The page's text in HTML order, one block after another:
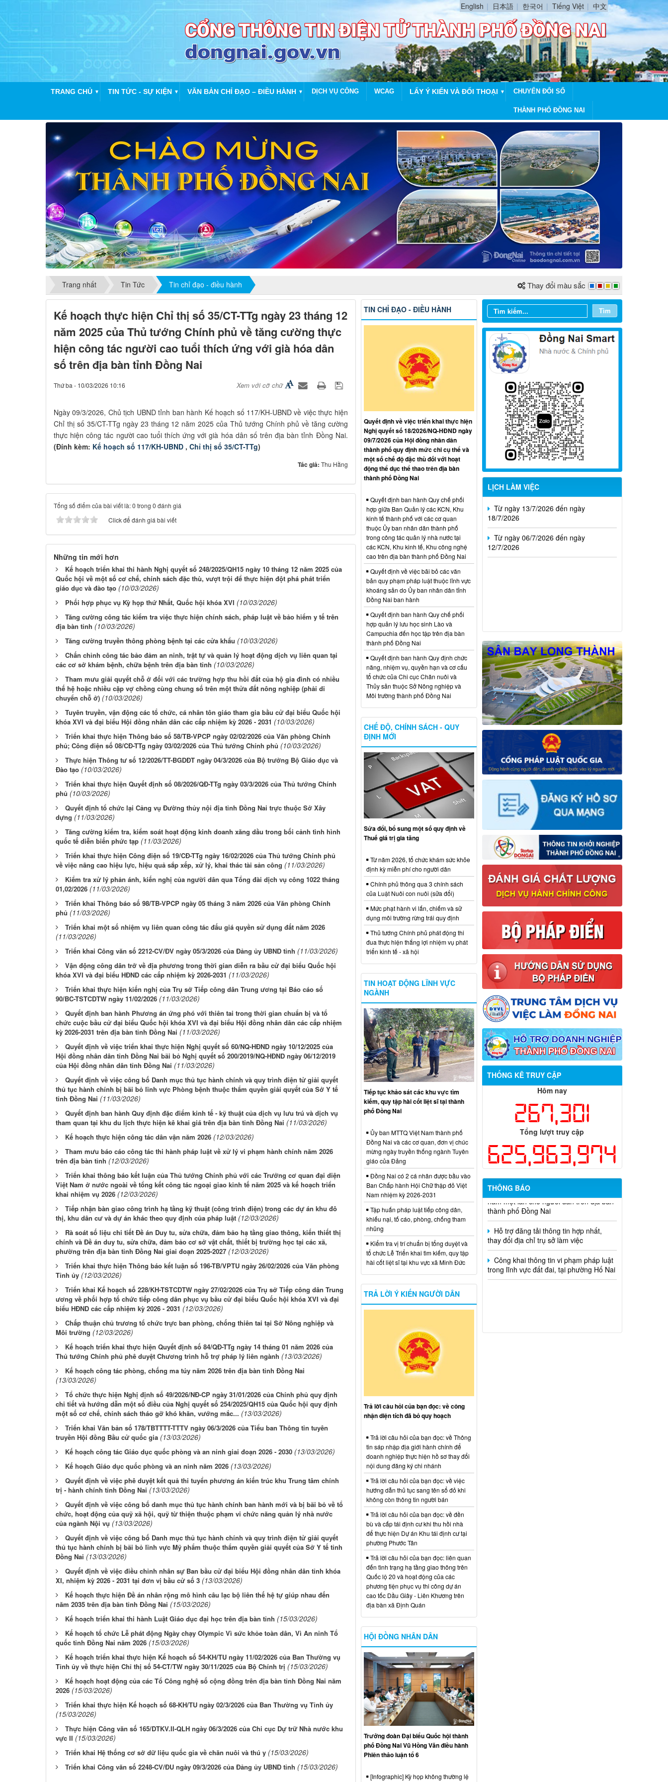
English 日本語 한국어 Tiếng Việt 中文
TRANG CHỦ ▼ TIN TỨC - SỰ KIỆN ▼ VĂN BẢN CHỈ ĐẠO – ĐIỀU HÀNH ▼ DỊCH VỤ CÔNG WCAG LẤY Ý KIẾN VÀ ĐỐI THOẠI ▼ CHUYỂN ĐỔI SỐ
THÀNH PHỐ ĐỒNG NAI
Trang nhất Tin Tức Tin chỉ đạo - điều hành Thay đổi màu sắc
Kế hoạch thực hiện Chỉ thị số 35/CT-TTg ngày 23 tháng 12
năm 2025 của Thủ tướng Chính phủ về tăng cường thực
hiện công tác người cao tuổi thích ứng với già hóa dân
số trên địa bàn tỉnh Đồng Nai
Thứ ba - 10/03/2026 10:16 Xem với cỡ chữ
Ngày 09/3/2026, Chủ tịch UBND tỉnh ban hành Kế hoạch số 117/KH-UBND về việc thực hiện
Chỉ thị số 35/CT-TTg ngày 23 tháng 12 năm 2025 của Thủ tướng Chính phủ về tăng cường
thực hiện công tác người cao tuổi thích ứng với già hóa dân số trên địa bàn tỉnh Đồng Nai.
(Đính kèm: Kế hoạch số 117/KH-UBND , Chỉ thị số 35/CT-TTg)
Tác giả: Thu Hằng
Tổng số điểm của bài viết là: 0 trong 0 đánh giá
Click để đánh giá bài viết
Những tin mới hơn
Kế hoạch triển khai thi hành Nghị quyết số 248/2025/QH15 ngày 10 tháng 12 năm 2025 của
Quốc hội về một số cơ chế, chính sách đặc thù, vượt trội để thực hiện đột phá phát triển
giáo dục và đào tạo (10/03/2026)
Phối hợp phục vụ Kỳ họp thứ Nhất, Quốc hội khóa XVI (10/03/2026)
Tăng cường công tác kiểm tra việc thực hiện chính sách, pháp luật về bảo hiểm y tế trên
địa bàn tỉnh (10/03/2026)
Tăng cường truyền thông phòng bệnh tại các cửa khẩu (10/03/2026)
Chấn chỉnh công tác bảo đảm an ninh, trật tự và quản lý hoạt động dịch vụ liên quan tại
các cơ sở khám bệnh, chữa bệnh trên địa bàn tỉnh (10/03/2026)
Tham mưu giải quyết chỗ ở đối với các trường hợp thu hồi đất của hộ gia đình có nhiều
thế hệ hoặc nhiều cặp vợ chồng cùng chung số trên một thửa đất nông nghiệp (phải di
chuyển chỗ ở) (10/03/2026)
Tuyên truyền, vận động các tổ chức, cá nhân tôn giáo tham gia bầu cử đại biểu Quốc hội
khóa XVI và đại biểu Hội đồng nhân dân các cấp nhiệm kỳ 2026 - 2031 (10/03/2026)
Triển khai thực hiện Thông báo số 58/TB-VPCP ngày 02/02/2026 của Văn phòng Chính
phủ; Công điện số 08/CĐ-TTg ngày 03/02/2026 của Thủ tướng Chính phủ (10/03/2026)
Thực hiện Thông tư số 12/2026/TT-BGDĐT ngày 04/3/2026 của Bộ trưởng Bộ Giáo dục và
Đào tạo (10/03/2026)
Triển khai thực hiện Quyết định số 08/2026/QĐ-TTg ngày 03/3/2026 của Thủ tướng Chính
phủ (10/03/2026)
Quyết định tổ chức lại Cảng vụ Đường thủy nội địa tỉnh Đồng Nai trực thuộc Sở Xây
dựng (11/03/2026)
Tăng cường kiểm tra, kiểm soát hoạt động kinh doanh xăng dầu trong bối cảnh tình hình
quốc tế diễn biến phức tạp (11/03/2026)
Triển khai thực hiện Công điện số 19/CĐ-TTg ngày 16/02/2026 của Thủ tướng Chính phủ
về việc nâng cao hiệu lực, hiệu quả sắp xếp, xử lý, khai thác tài sản công (11/03/2026)
Kiểm tra xử lý phản ánh, kiến nghị của người dân qua Tổng đài dịch vụ công 1022 tháng
01,02/2026 (11/03/2026)
Triển khai Thông báo số 98/TB-VPCP ngày 05 tháng 3 năm 2026 của Văn phòng Chính
phủ (11/03/2026)
Triển khai một số nhiệm vụ liên quan công tác đấu giá quyền sử dụng đất năm 2026
(11/03/2026)
Triển khai Công văn số 2212-CV/ĐV ngày 05/3/2026 của Đảng ủy UBND tỉnh (11/03/2026)
Vận động công dân trở về địa phương trong thời gian diễn ra bầu cử đại biểu Quốc hội
khóa XVI và đại biểu HĐND các cấp nhiệm kỳ 2026-2031 (11/03/2026)
Triển khai thực hiện kiến nghị của Trụ sở Tiếp công dân Trung ương tại Báo cáo số
90/BC-TSTCDTW ngày 11/02/2026 (11/03/2026)
Quyết định ban hành Phương án ứng phó với thiên tai trong thời gian chuẩn bị và tổ
chức cuộc bầu cử đại biểu Quốc hội khóa XVI và đại biểu Hội đồng nhân dân các cấp nhiệm
kỳ 2026-2031 trên địa bàn tỉnh Đồng Nai (11/03/2026)
Quyết định về việc triển khai thực hiện Nghị quyết số 60/NQ-HĐND ngày 10/12/2025 của
Hội đồng nhân dân tỉnh Đồng Nai bãi bỏ Nghị quyết số 200/2019/NQ-HĐND ngày 06/12/2019
của Hội đồng nhân dân tỉnh Đồng Nai (11/03/2026)
Quyết định về việc công bố Danh mục thủ tục hành chính và quy trình điện tử giải quyết
thủ tục hành chính bị bãi bỏ lĩnh vực Phòng bệnh thuộc thẩm quyền giải quyết của Sở Y tế
tỉnh Đồng Nai (11/03/2026)
Quyết định ban hành Quy định đặc điểm kinh tế - kỹ thuật của dịch vụ lưu trú và dịch vụ
tham quan tại khu du lịch thực hiện kê khai giá trên địa bàn tỉnh Đồng Nai (11/03/2026)
Kế hoạch thực hiện công tác dân vận năm 2026 (12/03/2026)
Tham mưu báo cáo công tác thi hành pháp luật về xử lý vi phạm hành chính năm 2026
trên địa bàn tỉnh (12/03/2026)
Triển khai thông báo kết luận của Thủ tướng Chính phủ với các Trưởng cơ quan đại diện
Việt Nam ở nước ngoài về tổng kết công tác ngoại giao kinh tế năm 2025 và kế hoạch triển
khai nhiệm vụ 2026 (12/03/2026)
Tiếp nhận bàn giao công trình hạ tầng kỹ thuật (công trình điện) trong các dự án khu đô
thị, khu dân cư và dự án khác theo quy định của pháp luật (12/03/2026)
Rà soát số liệu chi tiết Đề án Duy tu, sửa chữa, đảm bảo hạ tầng giao thông, kiến thiết thị
chính và Đề án duy tu, sửa chữa, đảm bảo cơ sở vật chất, thiết bị trường học tại các xã,
phường trên địa bàn tỉnh Đồng Nai giai đoạn 2025-2027 (12/03/2026)
Triển khai thực hiện Thông báo kết luận số 196-TB/VPTU ngày 26/02/2026 của Văn phòng
Tỉnh ủy (12/03/2026)
Triển khai Kế hoạch số 228/KH-TSTCDTW ngày 27/02/2026 của Trụ sở Tiếp công dân Trung
ương về phối hợp tổ chức tiếp công dân phục vụ bầu cử đại biểu Quốc hội khóa XVI và đại
biểu HĐND các cấp nhiệm kỳ 2026 - 2031 (12/03/2026)
Chấp thuận chủ trương tổ chức trực ban phòng, chống thiên tai tại Sở Nông nghiệp và
Môi trường (12/03/2026)
Kế hoạch triển khai thực hiện Quyết định số 84/QĐ-TTg ngày 14 tháng 01 năm 2026 của
Thủ tướng Chính phủ phê duyệt Chương trình hỗ trợ pháp lý liên ngành (13/03/2026)
Kế hoạch công tác phòng, chống ma túy năm 2026 trên địa bàn tỉnh Đồng Nai
(13/03/2026)
Tổ chức thực hiện Nghị định số 49/2026/NĐ-CP ngày 31/01/2026 của Chính phủ quy định
chi tiết và hướng dẫn một số điều của Nghị quyết số 254/2025/QH15 của Quốc hội quy định
một số cơ chế, chính sách tháo gỡ khó khăn, vướng mắc... (13/03/2026)
Triển khai Văn bản số 178/TBTTTT-TTTV ngày 06/3/2026 của Tiểu ban Thông tin tuyên
truyền Hội đồng Bầu cử quốc gia (13/03/2026)
Kế hoạch công tác Giáo dục quốc phòng và an ninh giai đoạn 2026 - 2030 (13/03/2026)
Kế hoạch Giáo dục quốc phòng và an ninh năm 2026 (13/03/2026)
Quyết định về việc phê duyệt kết quả thi tuyển phương án kiến trúc khu Trung tâm chính
trị - hành chính tỉnh Đồng Nai (13/03/2026)
Quyết định về việc công bố danh mục thủ tục hành chính ban hành mới và bị bãi bỏ về tổ
chức, hoạt động của quỹ xã hội, quỹ từ thiện thuộc phạm vi chức năng quản lý nhà nước
của ngành Nội vụ (13/03/2026)
Quyết định về việc công bố Danh mục thủ tục hành chính và quy trình điện tử giải quyết
thủ tục hành chính bị bãi bỏ lĩnh vực Mỹ phẩm thuộc thẩm quyền giải quyết của Sở Y tế tỉnh
Đồng Nai (13/03/2026)
Quyết định về việc điều chỉnh nhân sự Ban bầu cử đại biểu Hội đồng nhân dân tỉnh khóa
XI, nhiệm kỳ 2026 - 2031 tại đơn vị bầu cử số 3 (13/03/2026)
Kế hoạch thực hiện Đề án nhân rộng mô hình câu lạc bộ liên thế hệ tự giúp nhau đến
năm 2035 trên địa bàn tỉnh Đồng Nai (15/03/2026)
Kế hoạch triển khai thi hành Luật Giáo dục đại học trên địa bàn tỉnh (15/03/2026)
Kế hoạch tổ chức Lễ phát động Ngày chạy Olympic Vì sức khỏe toàn dân, Vì An ninh Tổ
quốc tỉnh Đồng Nai năm 2026 (15/03/2026)
Kế hoạch triển khai thực hiện Kế hoạch số 54-KH/TU ngày 11/02/2026 của Ban Thường vụ
Tỉnh ủy về thực hiện Chỉ thị số 54-CT/TW ngày 30/11/2025 của Bộ Chính trị (15/03/2026)
Kế hoạch hoạt động của các Tổ Công nghệ số cộng đồng trên địa bàn tỉnh Đồng Nai năm
2026 (15/03/2026)
Triển khai thực hiện Kế hoạch số 68-KH/TU ngày 02/3/2026 của Ban Thường vụ Tỉnh ủy
(15/03/2026)
Thực hiện Công văn số 165/DTKV.II-QLH ngày 06/3/2026 của Chi cục Dự trữ Nhà nước khu
vực II (15/03/2026)
Triển khai Hệ thống cơ sở dữ liệu quốc gia về chăn nuôi và thú y (15/03/2026)
Triển khai Công văn số 2248-CV/ĐU ngày 09/3/2026 của Đảng ủy UBND tỉnh (15/03/2026)
Tìm
LỊCH LÀM VIỆC
Từ ngày 03/8/2026 đến ngày
09/8/2026
Từ ngày 27/7/2026 đến ngày
02/8/2026
Từ ngày 20/7/2026 đến ngày
26/7/2026
Từ ngày 13/7/2026 đến ngày
18/7/2026
12/7/2026
THỐNG KÊ TRUY CẬP
Hôm nay
267,301
Tổng lượt truy cập
625,963,974
THÔNG BÁO
Thông báo về việc tuyển dụng viên
chức năm 2026
Thông báo tuyển chọn tổ chức và cá
nhân chủ trì thực hiện nhiệm vụ khoa
học và công nghệ cấp thành phố sử
dụng ngân sách nhà nước đặt hàng thực
hiện năm 2026 (đợt 1) lần 3
Kế hoạch Thông tin, tuyên truyền triển
khai Kế hoạch Khám sức khỏe định kỳ
năm một lần cho người dân trên địa bàn
thành phố Đồng Nai
Hỗ trợ đăng tải thông tin hợp nhất,
thay đổi địa chỉ trụ sở làm việc
Công khai thông tin vi phạm pháp luật
trong lĩnh vực đất đai, tại phường Hố Nai
TIN CHỈ ĐẠO - ĐIỀU HÀNH
Quyết định về việc triển khai thực hiện
Nghị quyết số 18/2026/NQ-HĐND ngày
09/7/2026 của Hội đồng nhân dân
thành phố quy định mức chi cụ thể và
một số chế độ đặc thù đối với hoạt
động thể dục thể thao trên địa bàn
thành phố Đồng Nai
Quyết định ban hành Quy chế phối
hợp giữa Ban Quản lý các KCN, Khu
kinh tế thành phố với các cơ quan
thuộc Ủy ban nhân dân thành phố
trong công tác quản lý nhà nước tại
các KCN, Khu kinh tế, Khu công nghệ
cao trên địa bàn thành phố Đồng Nai
Quyết định về việc bãi bỏ các văn
bản quy phạm pháp luật thuộc lĩnh vực
khoáng sản do Ủy ban nhân dân tỉnh
Đồng Nai ban hành
Quyết định ban hành Quy chế phối
hợp quản lý lưu học sinh Lào và
Campuchia đến học tập trên địa bàn
thành phố Đồng Nai
Quyết định ban hành Quy định chức
năng, nhiệm vụ, quyền hạn và cơ cấu
tổ chức của Chi cục Chăn nuôi và
Thủy sản thuộc Sở Nông nghiệp và
Môi trường thành phố Đồng Nai
CHẾ ĐỘ, CHÍNH SÁCH - QUY
ĐỊNH MỚI
Sửa đổi, bổ sung một số quy định về
Thuế giá trị gia tăng
Từ năm 2026, tổ chức khám sức khỏe
định kỳ miễn phí cho người dân
Chính phủ thông qua 3 chính sách
của Luật Nuôi con nuôi (sửa đổi)
Mức phạt hành vi lấn, chiếm và sử
dụng môi trường rừng trái quy định
Thủ tướng Chính phủ phát động thi
đua thực hiện thắng lợi nhiệm vụ phát
triển kinh tế - xã hội
TIN HOẠT ĐỘNG LĨNH VỰC
NGÀNH
Tiếp tục khảo sát các khu vực tìm
kiếm, quy tập hài cốt liệt sĩ tại thành
phố Đồng Nai
Ủy ban MTTQ Việt Nam thành phố
Đồng Nai và các cơ quan, đơn vị chúc
mừng ngày truyền thống ngành Tuyên
giáo của Đảng
Đồng Nai có 2 cá nhân được bầu vào
Ban Chấp hành Hội Chữ thập đỏ Việt
Nam nhiệm kỳ 2026-2031
Tập huấn pháp luật tiếp công dân,
khiếu nại, tố cáo, phòng, chống tham
nhũng
Kiểm tra vị trí chuẩn bị tổng duyệt và
tổ chức Lễ Triển khai tìm kiếm, quy tập
hài cốt liệt sĩ tại khu vực xã Minh Đức
TRẢ LỜI Ý KIẾN NGƯỜI DÂN
Trả lời câu hỏi của bạn đọc: về công
nhận diện tích đã bỏ quy hoạch
Trả lời câu hỏi của bạn đọc: về Thông
tin sáp nhập địa giới hành chính để
doanh nghiệp thực hiện hồ sơ thay đổi
nội dung đăng ký chi nhánh
Trả lời câu hỏi của bạn đọc: về việc
hướng dẫn thủ tục sang tên sổ đỏ khi
không còn thông tin người bán
Trả lời câu hỏi của bạn đọc: về đền
bù và cấp tái định cư khi thu hồi nhà
để thực hiện Dự án Khu tái định cư tại
phường Phước Tân
Trả lời câu hỏi của bạn đọc: liên quan
đến tình trạng hạ tầng giao thông trên
Quốc lộ 20 và hoạt động của các
phương tiện phục vụ thi công dự án
cao tốc Dầu Giây - Liên Khương trên
địa bàn xã Định Quán
HỘI ĐỒNG NHÂN DÂN
Trưởng đoàn Đại biểu Quốc hội thành
phố Đồng Nai Vũ Hồng Văn điều hành
Phiên thảo luận tổ 6
[Infographic] Kỳ họp không thường lệ